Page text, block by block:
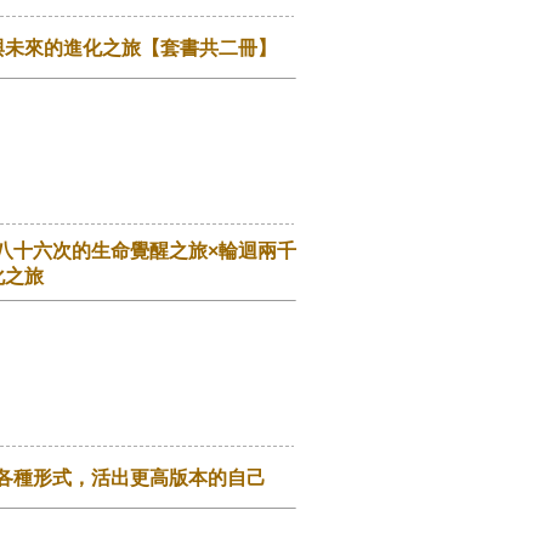
來的進化之旅【套書共二冊】
十六次的生命覺醒之旅×輪迴兩千
之旅
種形式，活出更高版本的自己